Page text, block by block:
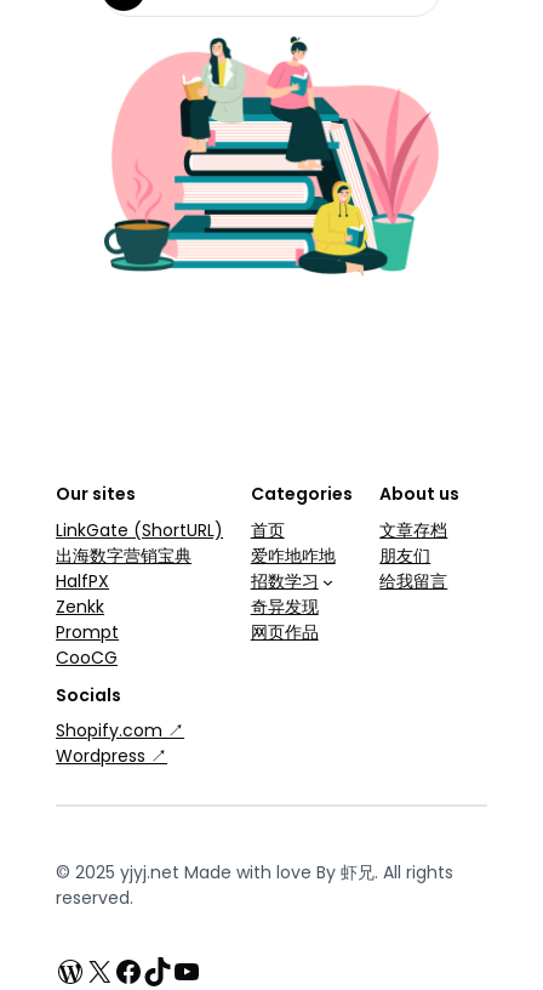
Our sites
LinkGate (ShortURL)
出海数字营销宝典
HalfPX
Zenkk
Prompt
CooCG
Categories
首页
爱咋地咋地
招数学习
奇异发现
网页作品
About us
文章存档
朋友们
给我留言
Socials
Shopify.com ↗
Wordpress ↗
© 2025 yjyj.net Made with love By 虾兄. All rights
reserved.
WordPress
X Facebook
TikTokYouTube